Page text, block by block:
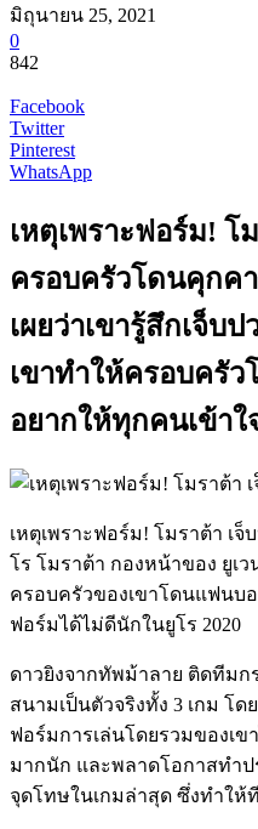
มิถุนายน 25, 2021
0
842
Facebook
Twitter
Pinterest
WhatsApp
เหตุเพราะฟอร์ม! โ
ครอบครัวโดนคุกค
เผยว่าเขารู้สึกเจ็บ
เขาทำให้ครอบครั
อยากให้ทุกคนเข้าใ
เหตุเพราะฟอร์ม! โมราต้า เ
โร โมราต้า กองหน้าของ ยูเว
ครอบครัวของเขาโดนแฟนบ
ฟอร์มได้ไม่ดีนักในยูโร 2020
ดาวยิงจากทัพม้าลาย ติดทีมก
สนามเป็นตัวจริงทั้ง 3 เกม โ
ฟอร์มการเล่นโดยรวมของเ
มากนัก และพลาดโอกาสทำ
จุดโทษในเกมล่าสุด ซึ่งทำใ